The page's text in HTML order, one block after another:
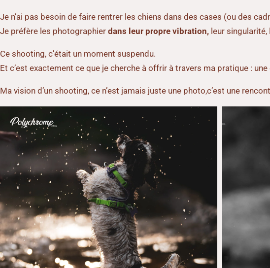
Je n’ai pas besoin de faire rentrer les chiens dans des cases (ou des
Je préfère les photographier dans leur propre vibration, leur singularité,
Ce shooting, c’était un moment suspendu.
Et c’est exactement ce que je cherche à offrir à travers ma pratique :
Ma vision d’un shooting, ce n’est jamais juste une photo,c’est une